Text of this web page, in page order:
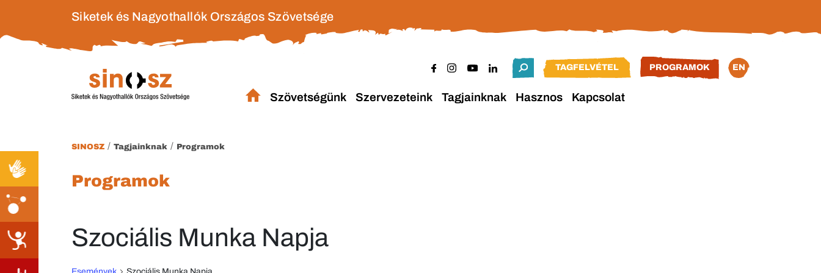
Siketek és Nagyothallók Országos Szövetsége
TAGFELVÉTEL PROGRAMOK EN
Szövetségünk Szervezeteink Tagjainknak Hasznos Kapcsolat
SINOSZ / Tagjainknak / Programok
Programok
Szociális Munka Napja